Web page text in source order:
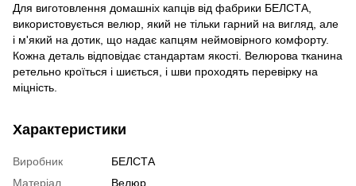
Для виготовлення домашніх капців від фабрики БЕЛСТА,
використовується велюр, який не тільки гарний на вигляд, але
і м'який на дотик, що надає капцям неймовірного комфорту.
Кожна деталь відповідає стандартам якості. Велюрова тканина
ретельно кроїться і шиється, і шви проходять перевірку на
міцність.
Характеристики
Виробник
БЕЛСТА
Матеріал
Велюр